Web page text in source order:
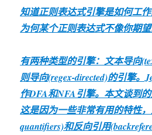
知道正则表达式引擎是如何工
为何某个正则表达式不像你期望
有两种类型的引擎：文本导向
则导向(regex-directed)的引擎。
作DFA和NFA引擎。本文谈到
这是因为一些非常有用的特性
quantifiers)和反向引用